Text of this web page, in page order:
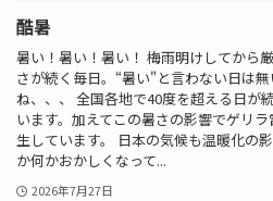
酷暑
暑い！暑い！暑い！ 梅雨明けしてから
さが続く毎日。“暑い"と言わない日は
ね、、、 全国各地で40度を超える日が
います。加えてこの暑さの影響でゲリ
生しています。 日本の気候も温暖化の
か何かおかしくなって...
2026年7月27日